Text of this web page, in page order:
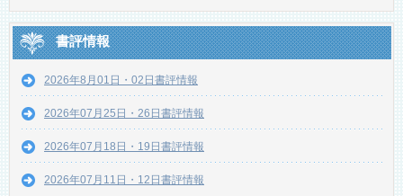
書評情報
2026年8月01日・02日書評情報
2026年07月25日・26日書評情報
2026年07月18日・19日書評情報
2026年07月11日・12日書評情報